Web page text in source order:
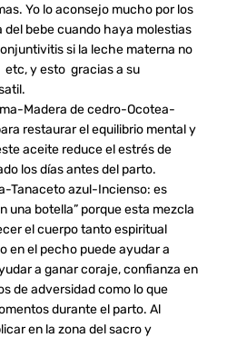
Yo lo aconsejo mucho por los
del bebe cuando haya molestias
si la leche materna no
y esto gracias a su
Madera de cedro-Ocotea-
restaurar el equilibrio mental y
aceite reduce el estrés de
los días antes del parto.
Tanaceto azul-Incienso: es
una botella” porque esta mezcla
el cuerpo tanto espiritual
en el pecho puede ayudar a
a ganar coraje, confianza en
de adversidad como lo que
durante el parto. Al
en la zona del sacro y